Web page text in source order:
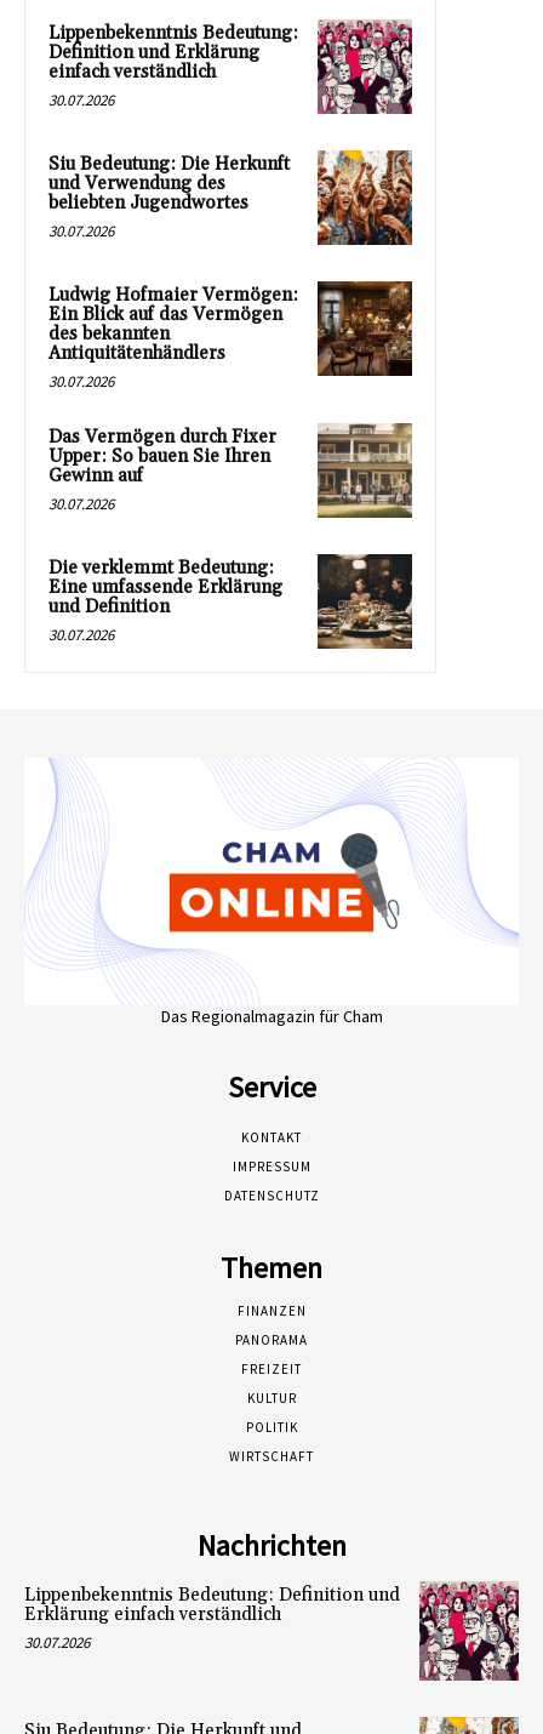
Lippenbekenntnis Bedeutung:
Definition und Erklärung
einfach verständlich
30.07.2026
Siu Bedeutung: Die Herkunft
und Verwendung des
beliebten Jugendwortes
30.07.2026
Ludwig Hofmaier Vermögen:
Ein Blick auf das Vermögen
des bekannten
Antiquitätenhändlers
30.07.2026
Das Vermögen durch Fixer
Upper: So bauen Sie Ihren
Gewinn auf
30.07.2026
Die verklemmt Bedeutung:
Eine umfassende Erklärung
und Definition
30.07.2026
Das Regionalmagazin für Cham
Service
KONTAKT
IMPRESSUM
DATENSCHUTZ
Themen
FINANZEN
PANORAMA
FREIZEIT
KULTUR
POLITIK
WIRTSCHAFT
Nachrichten
Lippenbekenntnis Bedeutung: Definition und
Erklärung einfach verständlich
30.07.2026